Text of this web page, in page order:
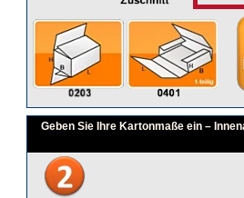
Geben Sie Ihre Kartonmaße ein –